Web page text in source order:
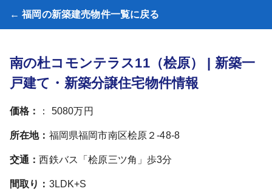
← 福岡の新築建売物件一覧に戻る
南の杜コモンテラス11（桧原） | 新築一
戸建て・新築分譲住宅物件情報
価格： ： 5080万円
所在地： 福岡県福岡市南区桧原２-48-8
交通：西鉄バス「桧原三ツ角」歩3分
間取り： 3LDK+S